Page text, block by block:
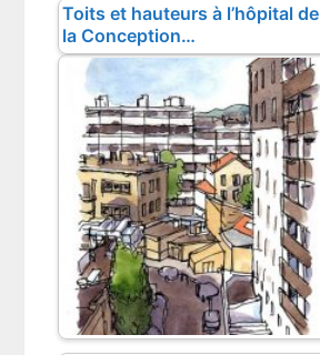
Toits et hauteurs à l’hôpital de
la Conception…